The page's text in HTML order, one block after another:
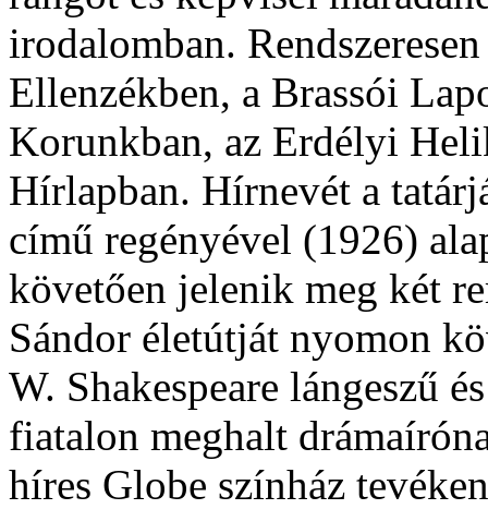
irodalomban.
Ellenzékben, a Brassói
Korunkban, az Erdélyi
Hírlapban. Hírnevét a
című regényével (1926)
követően jelenik meg két
Sándor életútját nyomon
W. Shakespeare lángeszű
fiatalon meghalt
híres Globe színház